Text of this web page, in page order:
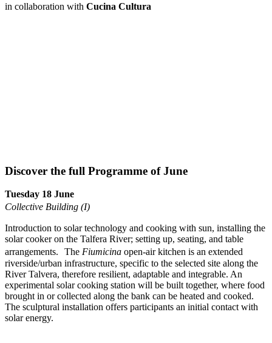
in collaboration with Cucina Cultura
Discover the full Programme of June
Tuesday 18 June
Collective Building (I)
Introduction to solar technology and cooking with sun, installing the
solar cooker on the Talfera River; setting up, seating, and table
arrangements. The Fiumicina open-air kitchen is an extended
riverside/urban infrastructure, specific to the selected site along the
River Talvera, therefore resilient, adaptable and integrable. An
experimental solar cooking station will be built together, where food
brought in or collected along the bank can be heated and cooked.
The sculptural installation offers participants an initial contact with
solar energy.